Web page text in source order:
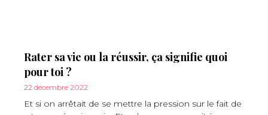
Rater sa vie ou la réussir, ça signifie quoi
pour toi ?
22 décembre 2022
Et si on arrêtait de se mettre la pression sur le fait de